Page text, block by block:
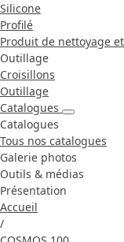
Silicone
Profilé
Produit de nettoyage
Outillage
Croisillons
Outillage
Catalogues
Catalogues
Tous nos catalogues
Galerie photos
Outils & médias
Présentation
Accueil
/